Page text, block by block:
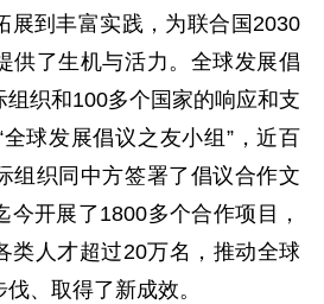
展到丰富实践，为联合国2030
供了生机与活力。全球发展倡
织和100多个国家的响应和支
球发展倡议之友小组”，近百
组织同中方签署了倡议合作文
今开展了1800多个合作项目，
类人才超过20万名，推动全球
、取得了新成效。